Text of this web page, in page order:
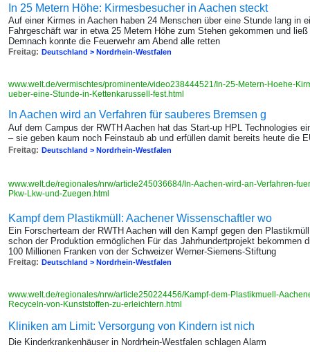
In 25 Metern Höhe: Kirmesbesucher in Aachen steckt
Auf einer Kirmes in Aachen haben 24 Menschen über eine Stunde lang in
Fahrgeschäft war in etwa 25 Metern Höhe zum Stehen gekommen und
Demnach konnte die Feuerwehr am Abend alle retten
Freitag: Deutschland > Nordrhein-Westfalen
www.welt.de/vermischtes/prominente/video238444521/In-25-Metern-Hoehe-
ueber-eine-Stunde-in-Kettenkarussell-fest.html
In Aachen wird an Verfahren für sauberes Bremsen g
Auf dem Campus der RWTH Aachen hat das Start-up HPL Technologies
– sie geben kaum noch Feinstaub ab und erfüllen damit bereits heute die
Freitag: Deutschland > Nordrhein-Westfalen
www.welt.de/regionales/nrw/article245036684/In-Aachen-wird-an-Verfahren-
Pkw-Lkw-und-Zuegen.html
Kampf dem Plastikmüll: Aachener Wissenschaftler wo
Ein Forscherteam der RWTH Aachen will den Kampf gegen den
schon der Produktion ermöglichen Für das Jahrhundertprojekt bekommen
100 Millionen Franken von der Schweizer Werner-Siemens-Stiftung
Freitag: Deutschland > Nordrhein-Westfalen
www.welt.de/regionales/nrw/article250224456/Kampf-dem-Plastikmuell-
Recyceln-von-Kunststoffen-zu-erleichtern.html
Kliniken am Limit: Versorgung von Kindern ist nich
Die Kinderkrankenhäuser in Nordrhein-Westfalen schlagen Alarm